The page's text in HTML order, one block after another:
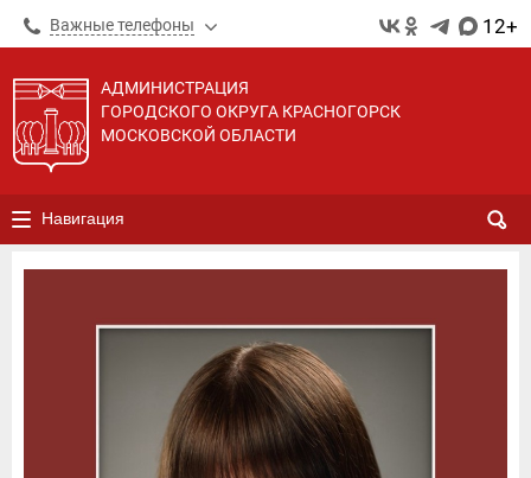
Важные телефоны 12+
АДМИНИСТРАЦИЯ
ГОРОДСКОГО ОКРУГА КРАСНОГОРСК
МОСКОВСКОЙ ОБЛАСТИ
Навигация